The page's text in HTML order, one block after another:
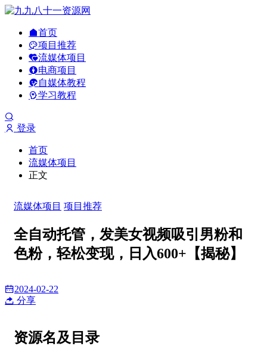
首页
项目推荐
流媒体项目
电商项目
自媒体教程
学习教程
登录
首页
流媒体项目
正文
流媒体项目 项目推荐
全自动托管，发美女视频吸引男粉和
色粉，轻松变现，日入600+【揭秘】
2024-02-22
分享
资源名及目录